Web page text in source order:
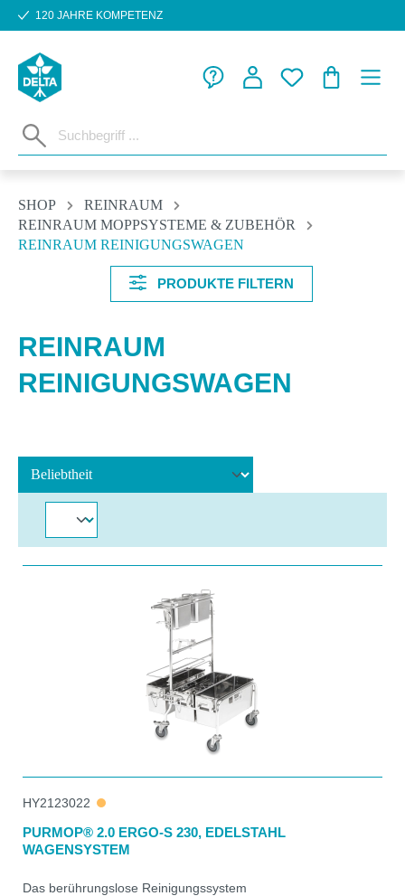
Zum Hauptinhalt springen
120 JAHRE KOMPETENZ
SHOP
REINRAUM
REINRAUM MOPPSYSTEME & ZUBEHÖR
REINRAUM REINIGUNGSWAGEN
PRODUKTE FILTERN
REINRAUM
REINIGUNGSWAGEN
HY2123022
PURMOP® 2.0 ERGO-S 230, EDELSTAHL
WAGENSYSTEM
Das berührungslose Reinigungssystem